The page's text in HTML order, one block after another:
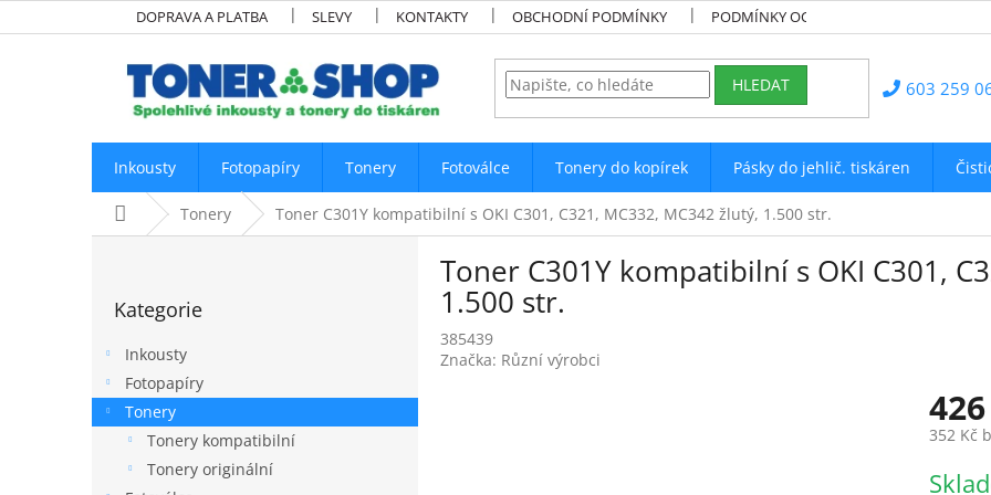
na
DOPRAVA A PLATBA SLEVY KONTAKTY OBCHODNÍ PODMÍNKY PODMÍNKY OCHRANY OSOBNÍCH ÚDAJŮ
HLEDAT 603 259
Inkousty Fotopapíry Tonery Fotoválce Tonery do kopírek Pásky do jehlič. tiskáren
Domů Tonery Toner C301Y kompatibilní s OKI C301, C321, MC332, MC342 žlutý, 1.500 str.
n
kategorie
Kategorie
Inkousty
Fotopapíry
Tonery
Tonery kompatibilní
Tonery originální
Toner C301Y kompatibilní s OKI C301,
1.500 str.
385439
Značka: Různí výrobci
352 Kč
cena: